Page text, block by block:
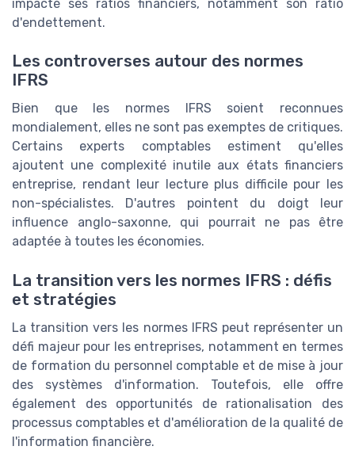
impacté ses ratios financiers, notamment son ratio
d'endettement.
Les controverses autour des normes
IFRS
Bien que les normes IFRS soient reconnues
mondialement, elles ne sont pas exemptes de critiques.
Certains experts comptables estiment qu'elles
ajoutent une complexité inutile aux états financiers
entreprise, rendant leur lecture plus difficile pour les
non-spécialistes. D'autres pointent du doigt leur
influence anglo-saxonne, qui pourrait ne pas être
adaptée à toutes les économies.
La transition vers les normes IFRS : défis
et stratégies
La transition vers les normes IFRS peut représenter un
défi majeur pour les entreprises, notamment en termes
de formation du personnel comptable et de mise à jour
des systèmes d'information. Toutefois, elle offre
également des opportunités de rationalisation des
processus comptables et d'amélioration de la qualité de
l'information financière.